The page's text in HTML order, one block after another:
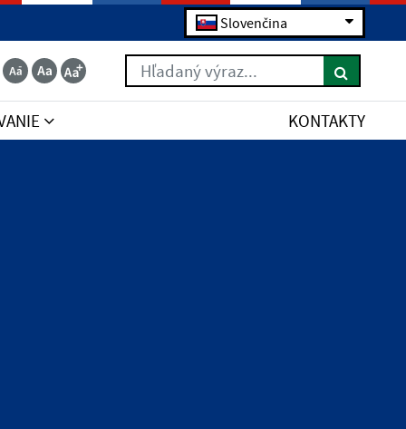
Slovenčina
Hľadaný výraz...
KONTAKTY